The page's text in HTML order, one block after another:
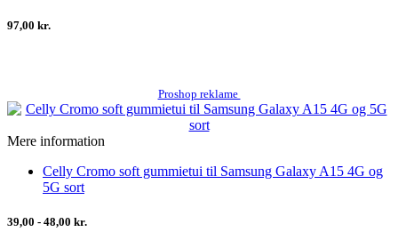
97,00 kr.
Proshop reklame
Mere information
Celly Cromo soft gummietui til Samsung Galaxy A15 4G og
5G sort
39,00 - 48,00 kr.